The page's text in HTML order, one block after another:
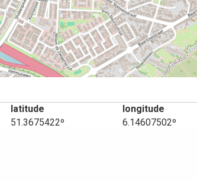
latitude longitude
51.3675422º 6.14607502º